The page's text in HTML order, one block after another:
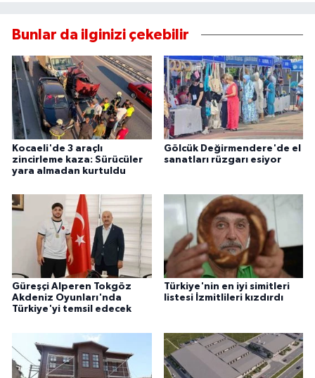
Bunlar da ilginizi çekebilir
Kocaeli'de 3 araçlı
zincirleme kaza: Sürücüler
yara almadan kurtuldu
Gölcük Değirmendere'de el
sanatları rüzgarı esiyor
Güreşçi Alperen Tokgöz
Akdeniz Oyunları'nda
Türkiye'yi temsil edecek
Türkiye'nin en iyi simitleri
listesi İzmitlileri kızdırdı